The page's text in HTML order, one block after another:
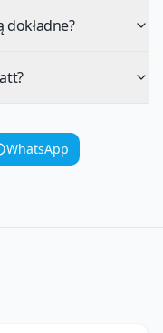
WhatsApp